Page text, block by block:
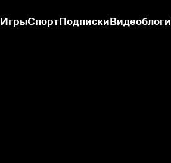
ИгрыСпортПодпискиВидеоблоги